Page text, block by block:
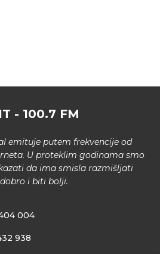
- 100.7 FM
emituje putem frekvencije od
U proteklim godinama smo
da ima smisla razmišljati
i biti bolji.
004
938